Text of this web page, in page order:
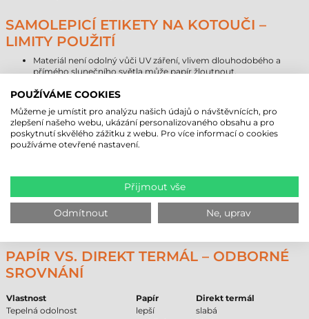
SAMOLEPICÍ ETIKETY NA KOTOUČI –
LIMITY POUŽITÍ
Materiál není odolný vůči UV záření, vlivem dlouhodobého a
přímého slunečního světla může papír žloutnout.
materiál kroutit nebo bobtnat.
extrémně vlhkém prostředí.
SROVNÁNÍ ŽIVOTNOSTI PAPÍROVÝCH
Předpokládaná životnost (interiér)
Papír
1–3 roky
Direkt termál
6–18 měsíců
Syntetické
5–10 let
PAPÍR VS. DIREKT TERMÁL – ODBORNÉ
SROVNÁNÍ
Vlastnost Papír
Direkt termál
Tepelná odolnost
lepší
slabá
POUŽÍVÁME COOKIES
Můžeme je umístit pro analýzu našich údajů o návštěvnících, pro
zlepšení našeho webu, ukázání personalizovaného obsahu a pro
poskytnutí skvělého zážitku z webu. Pro více informací o cookies
používáme otevřené nastavení.
Přijmout vše
Odmítnout Ne, uprav